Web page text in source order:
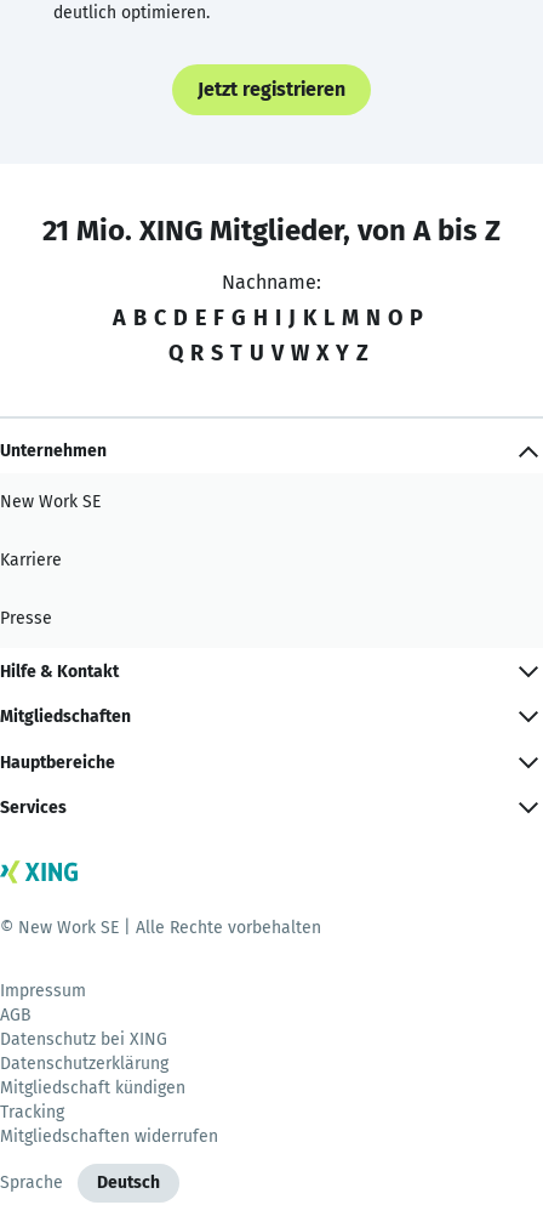
deutlich optimieren.
Jetzt registrieren
21 Mio. XING Mitglieder, von A bis Z
Nachname:
A B C D E F G H I J K L M N O P
Q R S T U V W X Y Z
Unternehmen
New Work SE
Karriere
Presse
Hilfe & Kontakt
Mitgliedschaften
Hauptbereiche
Services
© New Work SE | Alle Rechte vorbehalten
Impressum
AGB
Datenschutz bei XING
Datenschutzerklärung
Mitgliedschaft kündigen
Tracking
Mitgliedschaften widerrufen
Sprache Deutsch